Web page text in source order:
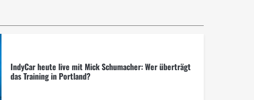
IndyCar heute live mit Mick Schumacher: Wer überträgt
das Training in Portland?